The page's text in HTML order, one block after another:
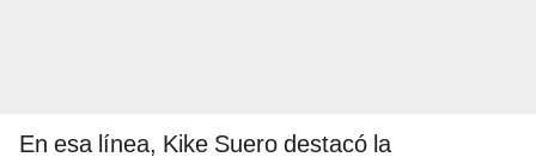
En esa línea, Kike Suero destacó la